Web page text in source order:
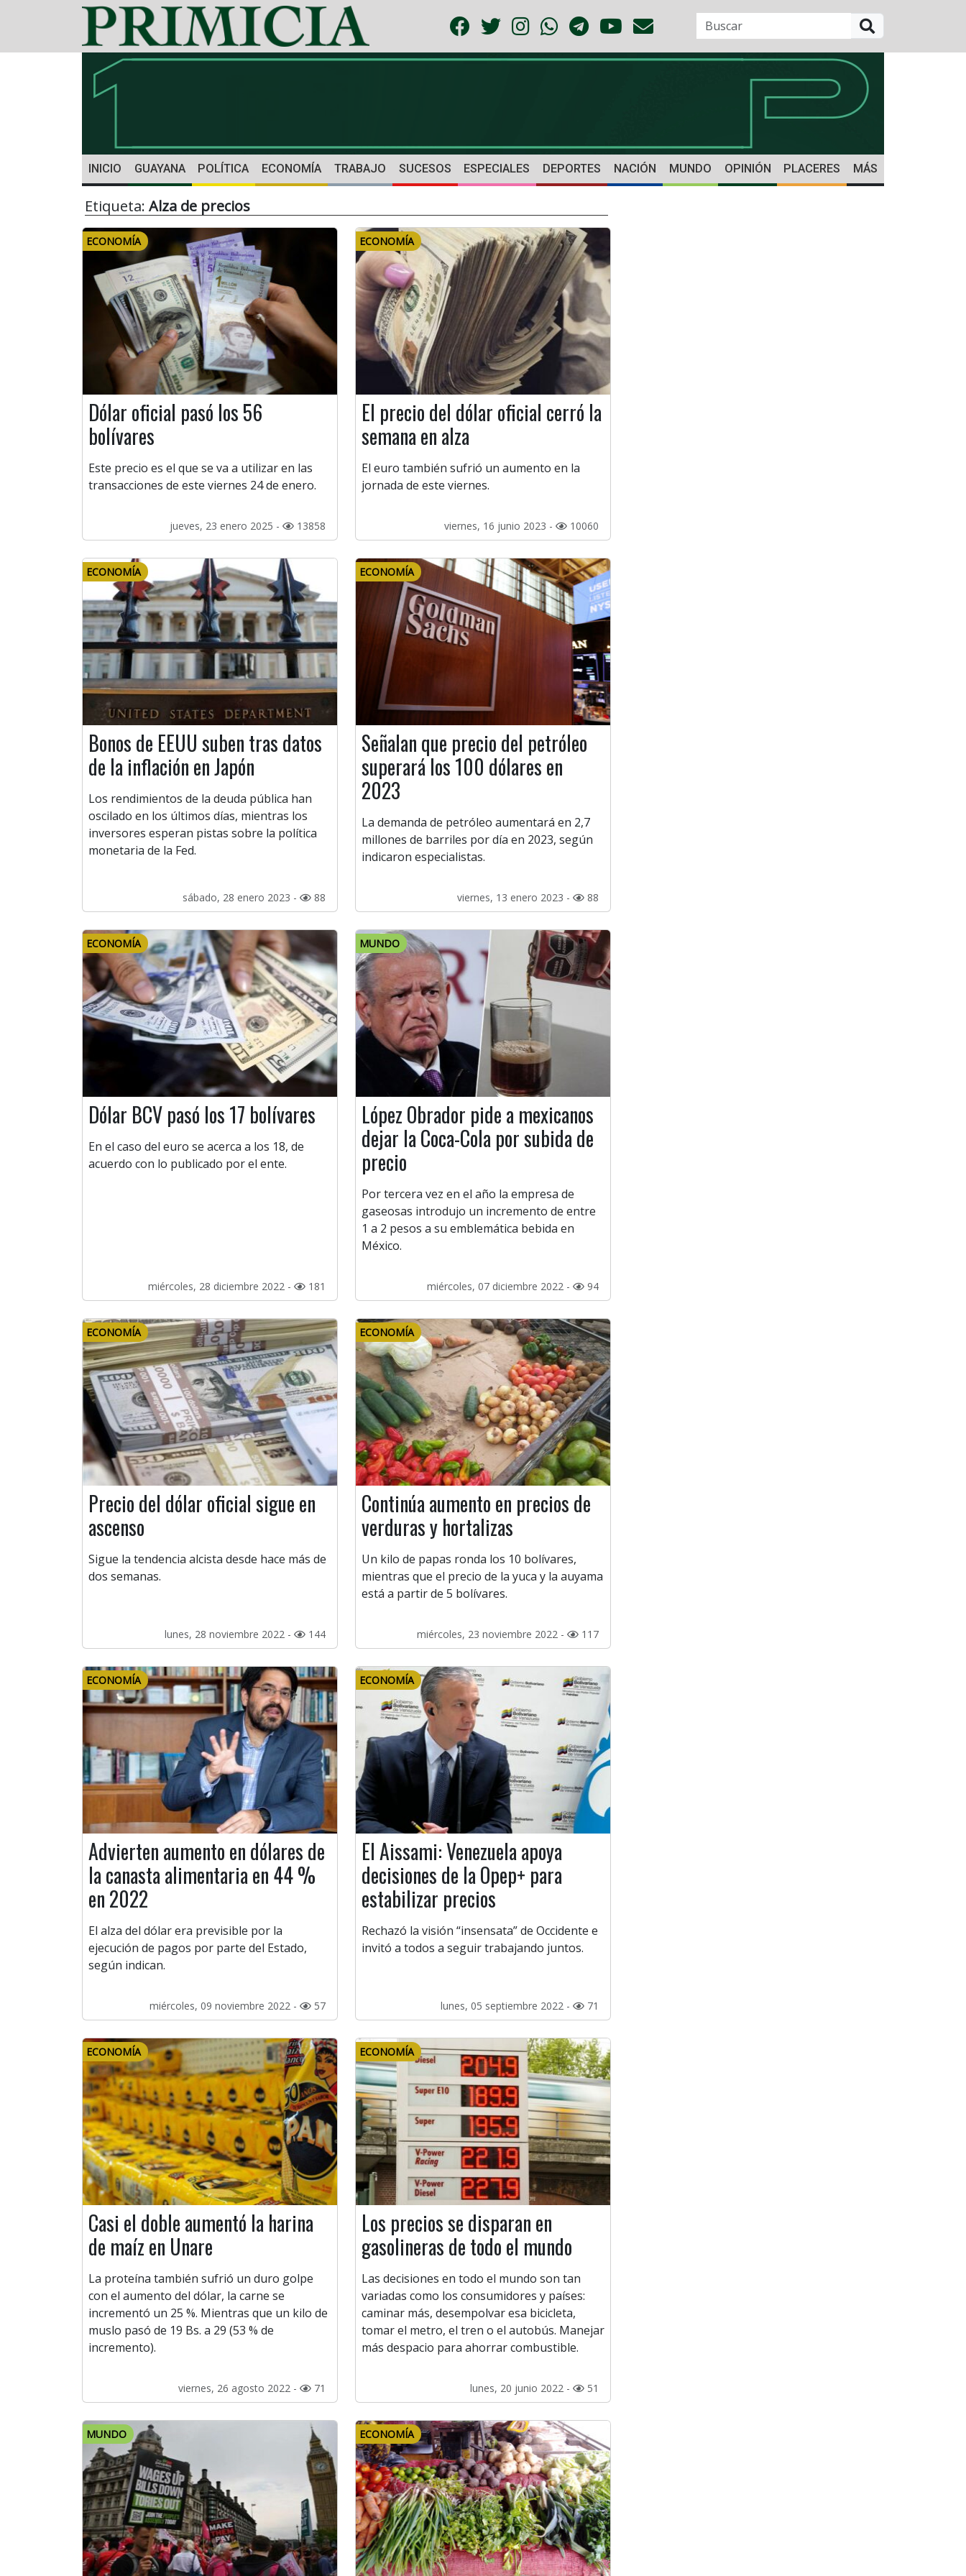
INICIO GUAYANA POLÍTICA ECONOMÍA TRABAJO SUCESOS ESPECIALES DEPORTES NACIÓN MUNDO OPINIÓN PLACERES MÁS
Etiqueta: Alza de precios
ECONOMÍA
Dólar oficial pasó los 56
bolívares
Este precio es el que se va a utilizar en las
transacciones de este viernes 24 de enero.
jueves, 23 enero 2025 - 13858
ECONOMÍA
El precio del dólar oficial cerró la
semana en alza
El euro también sufrió un aumento en la
jornada de este viernes.
viernes, 16 junio 2023 - 10060
ECONOMÍA
Bonos de EEUU suben tras datos
de la inflación en Japón
Los rendimientos de la deuda pública han
oscilado en los últimos días, mientras los
inversores esperan pistas sobre la política
monetaria de la Fed.
sábado, 28 enero 2023 - 88
ECONOMÍA
Señalan que precio del petróleo
superará los 100 dólares en
2023
La demanda de petróleo aumentará en 2,7
millones de barriles por día en 2023, según
indicaron especialistas.
viernes, 13 enero 2023 - 88
ECONOMÍA
Dólar BCV pasó los 17 bolívares
En el caso del euro se acerca a los 18, de
acuerdo con lo publicado por el ente.
miércoles, 28 diciembre 2022 - 181
MUNDO
López Obrador pide a mexicanos
dejar la Coca-Cola por subida de
precio
Por tercera vez en el año la empresa de
gaseosas introdujo un incremento de entre
1 a 2 pesos a su emblemática bebida en
México.
miércoles, 07 diciembre 2022 - 94
ECONOMÍA
Precio del dólar oficial sigue en
ascenso
Sigue la tendencia alcista desde hace más de
dos semanas.
lunes, 28 noviembre 2022 - 144
ECONOMÍA
Continúa aumento en precios de
verduras y hortalizas
Un kilo de papas ronda los 10 bolívares,
mientras que el precio de la yuca y la auyama
está a partir de 5 bolívares.
miércoles, 23 noviembre 2022 - 117
ECONOMÍA
Advierten aumento en dólares de
la canasta alimentaria en 44 %
en 2022
El alza del dólar era previsible por la
ejecución de pagos por parte del Estado,
según indican.
miércoles, 09 noviembre 2022 - 57
ECONOMÍA
El Aissami: Venezuela apoya
decisiones de la Opep+ para
estabilizar precios
Rechazó la visión “insensata” de Occidente e
invitó a todos a seguir trabajando juntos.
lunes, 05 septiembre 2022 - 71
ECONOMÍA
Casi el doble aumentó la harina
de maíz en Unare
La proteína también sufrió un duro golpe
con el aumento del dólar, la carne se
incrementó un 25 %. Mientras que un kilo de
muslo pasó de 19 Bs. a 29 (53 % de
incremento).
viernes, 26 agosto 2022 - 71
ECONOMÍA
Los precios se disparan en
gasolineras de todo el mundo
Las decisiones en todo el mundo son tan
variadas como los consumidores y países:
caminar más, desempolvar esa bicicleta,
tomar el metro, el tren o el autobús. Manejar
más despacio para ahorrar combustible.
lunes, 20 junio 2022 - 51
MUNDO ECONOMÍA